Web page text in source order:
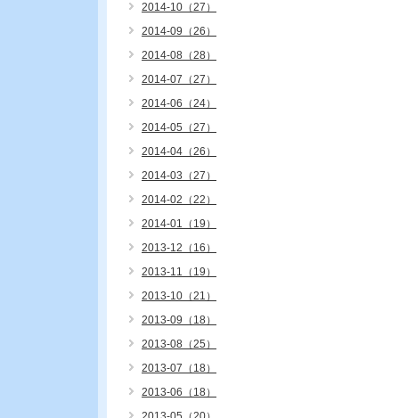
2014-10（27）
2014-09（26）
2014-08（28）
2014-07（27）
2014-06（24）
2014-05（27）
2014-04（26）
2014-03（27）
2014-02（22）
2014-01（19）
2013-12（16）
2013-11（19）
2013-10（21）
2013-09（18）
2013-08（25）
2013-07（18）
2013-06（18）